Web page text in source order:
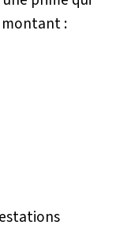
: